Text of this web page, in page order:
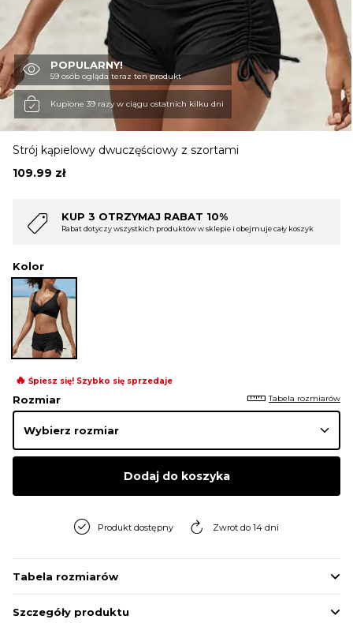
BIELIZNA
BLUZY
SWETRY
OKRYCIA WIERZCHNIE
POPULARNY!
59 osób ogląda teraz ten produkt
Kupione 39 razy w ciągu ostatnich kilku dni
Strój kąpielowy dwuczęściowy z szortami
109.99 zł
i obejmuje cały koszyk
KUP 4 OTRZYMAJ RABAT 15%
Rabat dotyczy wszystkich produktów w sklepie i
Kolor
🔥 Śpiesz się! Szybko się sprzedaje
Rozmiar Tabela rozmiarów
Dodaj do koszyka
Produkt dostępny Zwrot do 14 dni
Tabela rozmiarów
Szczegóły produktu